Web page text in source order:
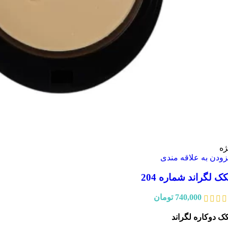
به علاقه مندی
لگراند شماره 204
740,000 تومان
دوکاره لگراند